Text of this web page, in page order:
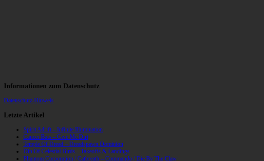
Informationen zum Datenschutz
Datenschutz-Hinweis
Letzte Artikel
Spirit Adrift – Infinite Illumination
Cancer Bats – Give Me Dirt
Temple Of Dread – Dreadspawn Dominion
Din Of Celestial Birds – Takeoffs & Landings
Phantom Corporation / Catbreath – Commando / Die By The Claw